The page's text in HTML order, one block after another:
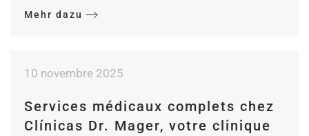
Mehr dazu
10 novembre 2025
Services médicaux complets chez
Clínicas Dr. Mager, votre clinique